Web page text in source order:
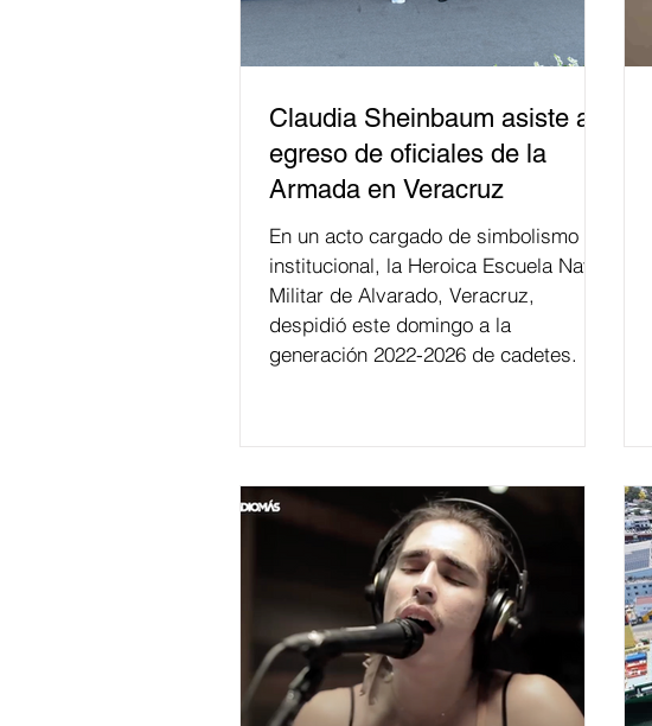
Claudia Sheinbaum asiste a
egreso de oficiales de la
Armada en Veracruz
En un acto cargado de simbolismo
institucional, la Heroica Escuela Naval
Militar de Alvarado, Veracruz,
despidió este domingo a la
generación 2022-2026 de cadetes.